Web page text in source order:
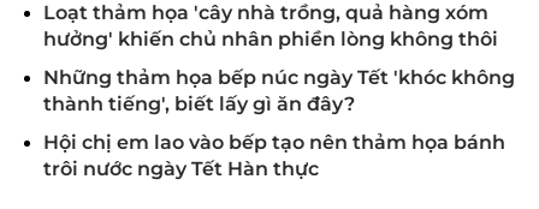
Loạt thảm họa 'cây nhà trồng, quả hàng xóm
hưởng' khiến chủ nhân phiền lòng không thôi
Những thảm họa bếp núc ngày Tết 'khóc không
thành tiếng', biết lấy gì ăn đây?
Hội chị em lao vào bếp tạo nên thảm họa bánh
trôi nước ngày Tết Hàn thực